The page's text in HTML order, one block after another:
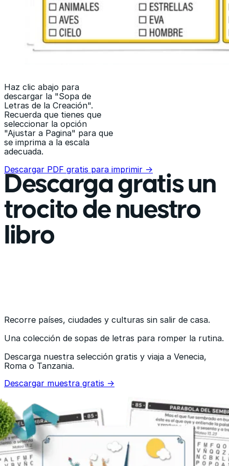
Haz clic abajo para
descargar la "Sopa de
Letras de la Creación".
Recuerda que tienes que
seleccionar la opción
"Ajustar a Pagina" para que
se imprima a la escala
adecuada.
Descargar PDF gratis para imprimir →
Descarga gratis un
trocito de nuestro
libro
Recorre países, ciudades y culturas sin salir de casa.
Una colección de sopas de letras para romper la rutina.
Descarga nuestra selección gratis y viaja a Venecia,
Roma o Tanzania.
Descargar muestra gratis →